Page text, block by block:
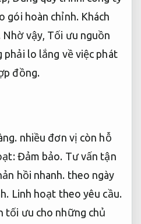
gói hoàn chỉnh. Khách
Nhờ vậy, Tối ưu nguồn
phải lo lắng về việc phát
đồng.
nhiều đơn vị còn hỗ
Đảm bảo. Tư vấn tận
hồi nhanh. theo ngày
Linh hoạt theo yêu cầu.
tối ưu cho những chủ